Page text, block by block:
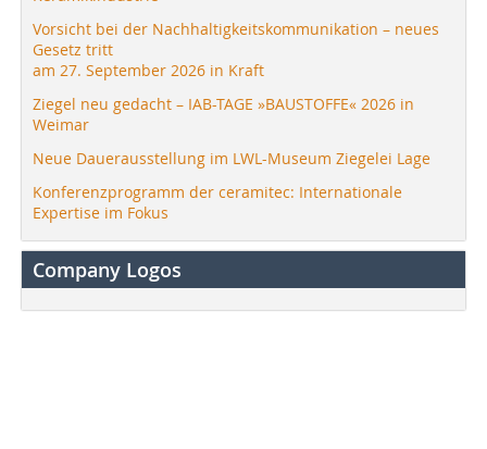
Vorsicht bei der Nachhaltigkeitskommunikation – neues
Gesetz tritt
am 27. September 2026 in Kraft
Ziegel neu gedacht – IAB-TAGE »BAUSTOFFE« 2026 in
Weimar
Neue Dauerausstellung im LWL-Museum Ziegelei Lage
Konferenzprogramm der ceramitec: Internationale
Expertise im Fokus
Company Logos